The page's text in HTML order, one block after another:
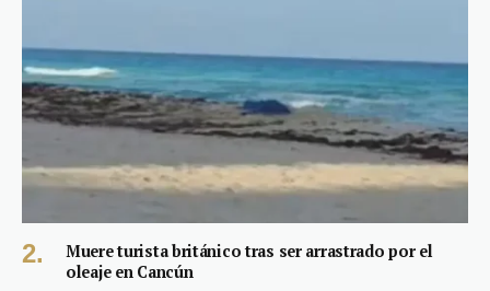
Muere turista británico tras ser arrastrado por el
oleaje en Cancún